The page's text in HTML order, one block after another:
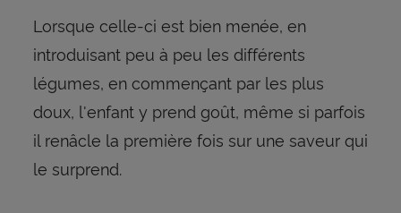
Lorsque celle-ci est bien menée, en
introduisant peu à peu les différents
légumes, en commençant par les plus
doux, l'enfant y prend goût, même si parfois
il renâcle la première fois sur une saveur qui
le surprend.